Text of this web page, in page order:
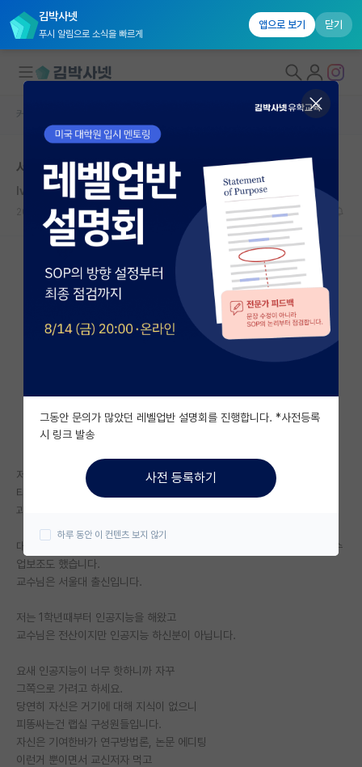
김박사넷
푸시 알림으로 소식을 빠르게
앱으로 보기 닫기
대학원생 모집
국내대학원 정보
연구실&오픈랩
커뮤니티
커뮤니티 홈
전체글보기
베스트 게시판
자유 게시판(아무개랩)
미국 유학 게시판
미국 대학원 합격 후기 게시판
대학원생 모집 게시판
연구실(PI) 홍보 게시판
석박사 채용 정보 게시판
임용 정보 게시판
취업 게시판
임용 후기 게시판
PI 전용 게시판
커뮤니티 홈
서울대 대학원 석사
Ivan Bunin
2020.06.13
195 21167
저는 서울에 있는 모대학 재학중인 4학년생입니다
타대생으로서 서울대 석사 진학목표 하고 있습니다.
과는 전산이구요
대학 2학년때 한 교수님이 저를 학부연구생으로 뽑아주셨고 논문도 쓰고 수
업보조도 했습니다.
교수님은 서울대 출신입니다.
저는 1학년때부터 인공지능을 해왔고
교수님은 전산이지만 인공지능 하신분이 아닙니다.
요새 인공지능이 너무 핫하니까 자꾸
그쪽으로 가려고 하세요.
당연히 자신은 거기에 대해 지식이 없으니
피똥싸는건 랩실 구성원들입니다.
자신은 기여한바가 연구방법론, 논문 에디팅
이런거 뿐이면서 교신저자 먹고
그동안 문의가 많았던 레벨업반 설명회를 진행합니다. *사전등록
시 링크 발송
사전 등록하기
하루 동안 이 컨텐츠 보지 않기